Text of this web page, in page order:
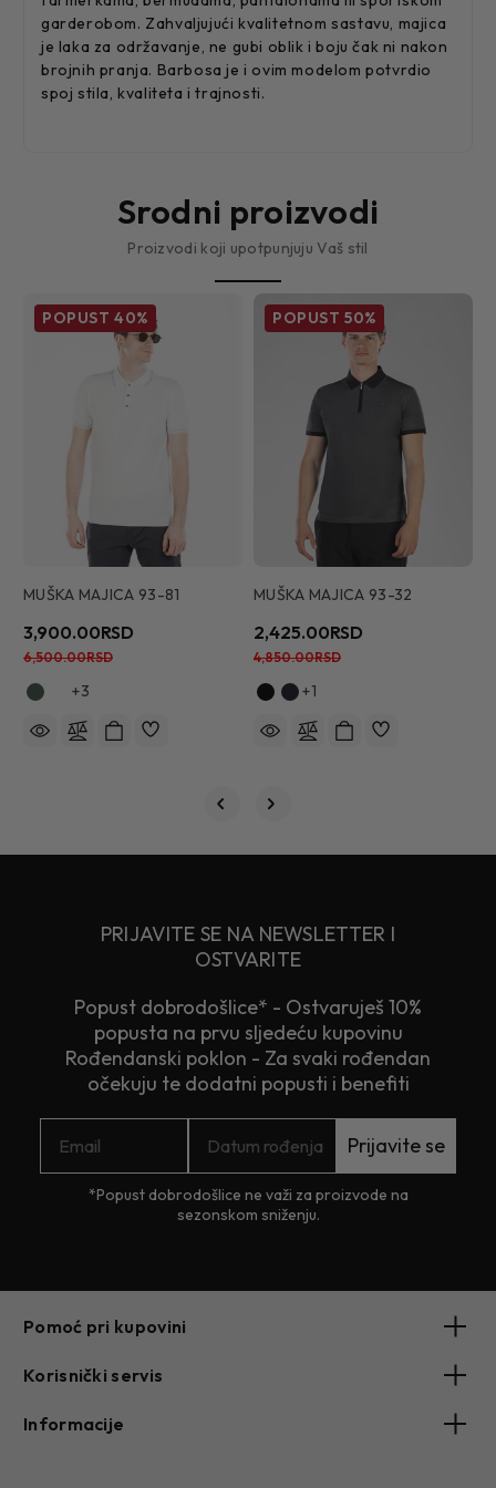
garderobom. Zahvaljujući kvalitetnom sastavu, majica
je laka za održavanje, ne gubi oblik i boju čak ni nakon
brojnih pranja. Barbosa je i ovim modelom potvrdio
spoj stila, kvaliteta i trajnosti.
Srodni proizvodi
Proizvodi koji upotpunjuju Vaš stil
POPUST40%
MUŠKA MAJICA 93-81
3,900.00RSD
6,500.00RSD
+3
POPUST50%
MUŠKA MAJICA 93-32
2,425.00RSD
4,850.00RSD
+1
PRIJAVITE SE NA NEWSLETTER I
OSTVARITE
Popust dobrodošlice* - Ostvaruješ 10%
popusta na prvu sljedeću kupovinu
Rođendanski poklon - Za svaki rođendan
očekuju te dodatni popusti i benefiti
Prijavite se
*Popust dobrodošlice ne važi za proizvode na
sezonskom sniženju.
Pomoć pri kupovini
Korisnički servis
Informacije